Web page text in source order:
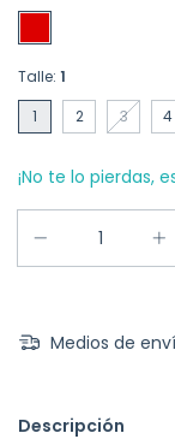
Talle: 1
1
2 3 4
¡No te lo pierdas,
Medios de
Descripción